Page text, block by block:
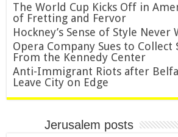
The World Cup Kicks Off in
of Fretting and Fervor
Hockney’s Sense of Style Never
Opera Company Sues to
From the Kennedy Center
Anti-Immigrant Riots after
Leave City on Edge
Jerusalem posts